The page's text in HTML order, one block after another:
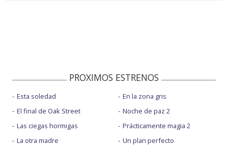
PROXIMOS ESTRENOS
Esta soledad
El final de Oak Street
Las ciegas hormigas
La otra madre
En la zona gris
Noche de paz 2
Prácticamente magia 2
Un plan perfecto